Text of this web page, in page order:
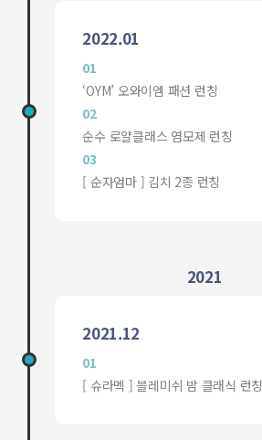
2022.01
01
‘OYM’ 오와이엠 패션 런칭
02
순수 로얄클래스 염모제 런칭
03
[ 순자엄마 ] 김치 2종 런칭
2021
2021.12
01
[ 슈라멕 ] 블레미쉬 밤 클래식 런칭